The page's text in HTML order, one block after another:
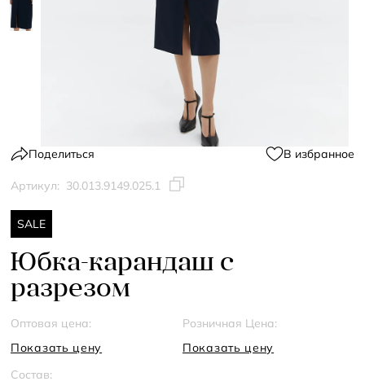
Поделиться В избранное
Артикул: 30.013.9149.025.1
SALE
Юбка-карандаш с
разрезом
Оптовая цена:
Показать цену
Розничная Цена:
Показать цену
Состав: